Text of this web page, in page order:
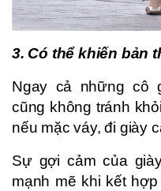
3. Có thể khiến bản
Ngay cả những cô
cũng không tránh
nếu mặc váy, đi giày
Sự gợi cảm của
mạnh mẽ khi kết